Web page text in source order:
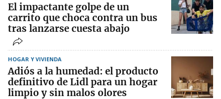
El impactante golpe de un
carrito que choca contra un bus
tras lanzarse cuesta abajo
HOGAR Y VIVIENDA
Adiós a la humedad: el producto
definitivo de Lidl para un hogar
limpio y sin malos olores